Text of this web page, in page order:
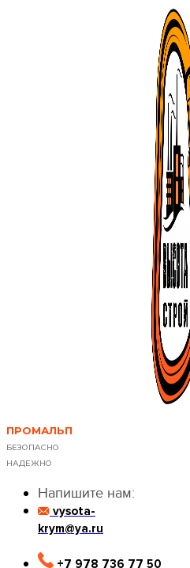
ПРОМАЛЬП
БЕЗОПАСНО
НАДЕЖНО
Напишите нам:
vysota-
krym@ya.ru
+7 978 736 77 50